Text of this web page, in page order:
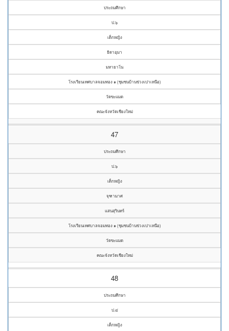
ประถมศึกษา
ป.๖
เด็กหญิง
ธิดาอุมา
มหายาโน
โรงเรียนเทศบาลจอมทอง ๑ (ชุมชนบ้านข่วงเปาเหนือ)
วัดขะแมด
คณะจังหวัดเชียงใหม่
47
ประถมศึกษา
ป.๖
เด็กหญิง
จุฑามาศ
แสนสุรินทร์
โรงเรียนเทศบาลจอมทอง ๑ (ชุมชนบ้านข่วงเปาเหนือ)
วัดขะแมด
คณะจังหวัดเชียงใหม่
48
ประถมศึกษา
ป.๔
เด็กหญิง